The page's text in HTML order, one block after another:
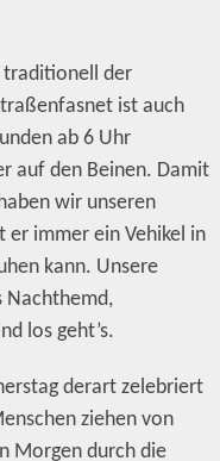
traditionell der
ist auch
ab 6 Uhr
auf den Beinen. Damit
wir unseren
er immer ein Vehikel in
kann. Unsere
Nachthemd,
los geht’s.
derart zelebriert
ziehen von
Morgen durch die